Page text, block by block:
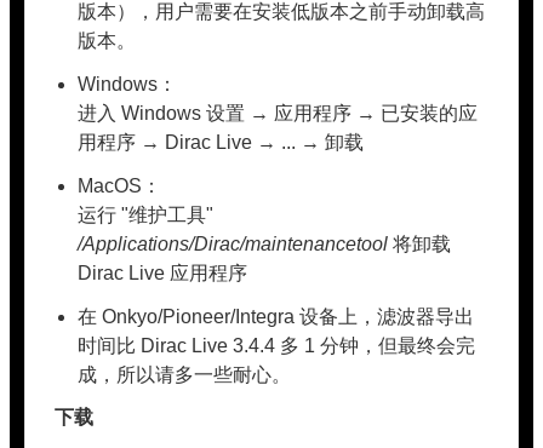
版本），用户需要在安装低版本之前手动卸载高
版本。
Windows：
进入 Windows 设置 → 应用程序 → 已安装的应
用程序 → Dirac Live → ... → 卸载
MacOS：
运行 "维护工具"
/Applications/Dirac/maintenancetool 将卸载
Dirac Live 应用程序
在 Onkyo/Pioneer/Integra 设备上，滤波器导出
时间比 Dirac Live 3.4.4 多 1 分钟，但最终会完
成，所以请多一些耐心。
下载